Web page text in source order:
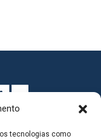
tecnologias como